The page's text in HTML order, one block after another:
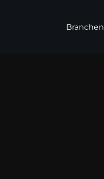
Branchen